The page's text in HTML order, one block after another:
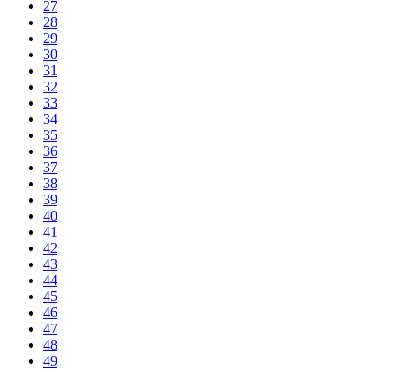
27
28
29
30
31
32
33
34
35
36
37
38
39
40
41
42
43
44
45
46
47
48
49